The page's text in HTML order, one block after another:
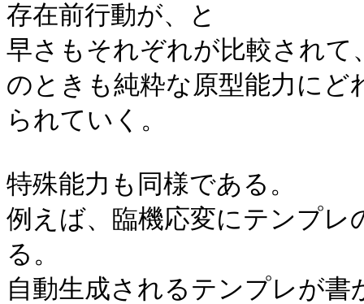
存在前行動が、と
早さもそれぞれが比較され
のときも純粋な原型能力に
られていく。
特殊能力も同様である。
例えば、臨機応変にテンプレ
る。
自動生成されるテンプレが